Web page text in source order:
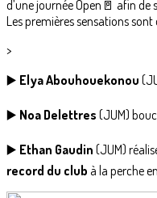
d’une journée Open🚪 afin de
Les premières sensations
>
▶️ Elya Abouhouekonou
▶️ Noa Delettres (JUM)
▶️ Ethan Gaudin (JUM)
record du club à la perche